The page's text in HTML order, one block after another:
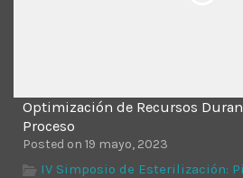
Optimización de Recursos
Proceso
Posted on 19 mayo, 2023
IV Simposio de Esterilización: